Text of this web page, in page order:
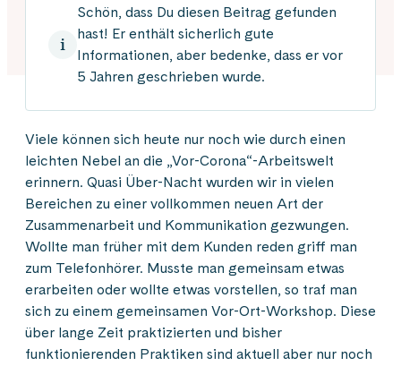
Schön, dass Du diesen Beitrag gefunden
hast! Er enthält sicherlich gute
Informationen, aber bedenke, dass er vor
5 Jahren geschrieben wurde.
Viele können sich heute nur noch wie durch einen
leichten Nebel an die „Vor-Corona“-Arbeitswelt
erinnern. Quasi Über-Nacht wurden wir in vielen
Bereichen zu einer vollkommen neuen Art der
Zusammenarbeit und Kommunikation gezwungen.
Wollte man früher mit dem Kunden reden griff man
zum Telefonhörer. Musste man gemeinsam etwas
erarbeiten oder wollte etwas vorstellen, so traf man
sich zu einem gemeinsamen Vor-Ort-Workshop. Diese
über lange Zeit praktizierten und bisher
funktionierenden Praktiken sind aktuell aber nur noch